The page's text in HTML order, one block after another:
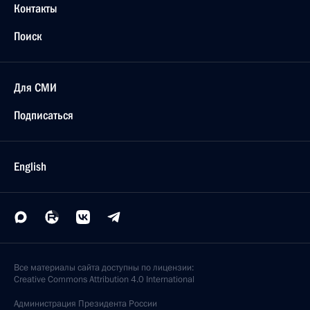
Контакты
Поиск
Для СМИ
Подписаться
English
Все материалы сайта доступны по лицензии:
Creative Commons Attribution 4.0 International
Администрация Президента России